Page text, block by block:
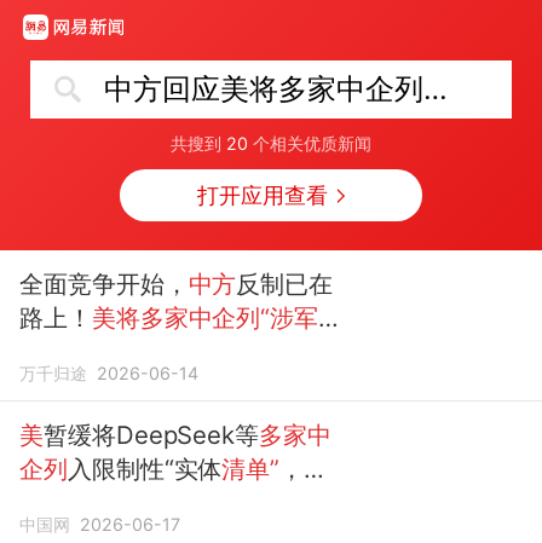
中方回应美将多家中企列“涉军”清单
共搜到 20 个相关优质新闻
打开应用查看
全面竞争开始， 中方反制已在
路上！ 美将多家中企列“涉军”
万千归途 2026-06-14
美暂缓将DeepSeek等多家中
企列入限制性“实体清单” ， 中
中国网 2026-06-17